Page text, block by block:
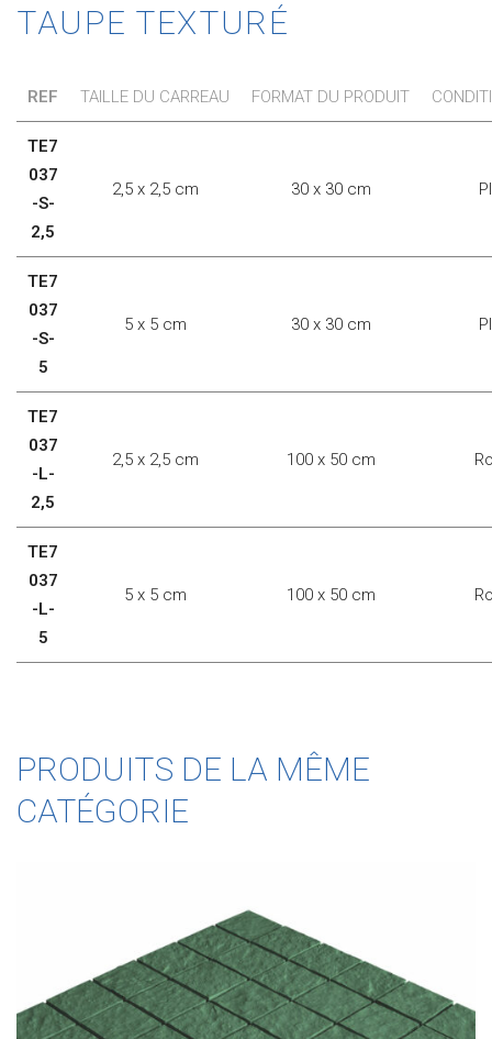
TAUPE TEXTURÉ
REF TAILLE DU CARREAU FORMAT DU PRODUIT
TE7
037
-S-
2,5
2,5 x 2,5 cm 30 x 30 cm
TE7
037
-S-
5
5 x 5 cm 30 x 30 cm
TE7
037
-L-
2,5
2,5 x 2,5 cm 100 x 50 cm
TE7
037
-L-
5
5 x 5 cm 100 x 50 cm
PRODUITS DE LA MÊME
CATÉGORIE